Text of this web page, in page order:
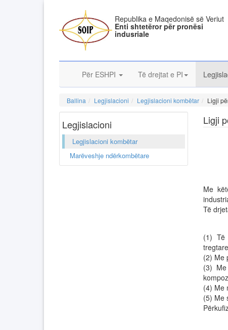
Republika e Maqedonisë së Veriut
Enti shtetëror për pronësi
indusriale
Për ESHPI Të drejtat e PI
Ballina Legjislacioni Legjislacioni kombëtar Ligji
Legjislacioni
Legjislacioni kombëtar
Marëveshje ndërkombëtare
Ligji
Me
Të
(1) Të
(2) Me
(3)
(4) Me
(5) Me